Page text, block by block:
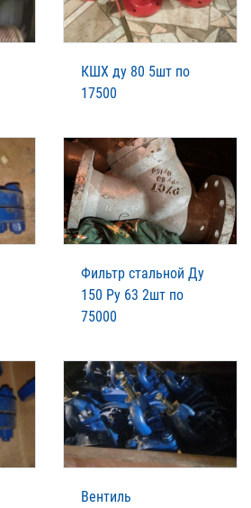
КШХ ду 80 5шт по
17500
Фильтр стальной Ду
150 Ру 63 2шт по
75000
Вентиль